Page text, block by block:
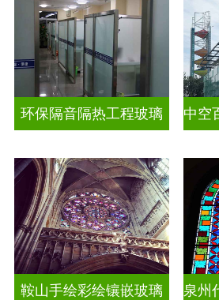
环保隔音隔热工程玻璃
鞍山手绘彩绘镶嵌玻璃